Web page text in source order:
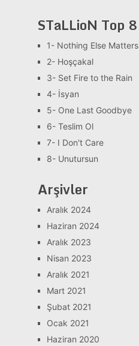
STaLLioN Top 8
1- Nothing Else Matters
2- Hoşçakal
3- Set Fire to the Rain
4- İsyan
5- One Last Goodbye
6- Teslim Ol
7- I Don't Care
8- Unutursun
Arşivler
Aralık 2024
Haziran 2024
Aralık 2023
Nisan 2023
Aralık 2021
Mart 2021
Şubat 2021
Ocak 2021
Haziran 2020